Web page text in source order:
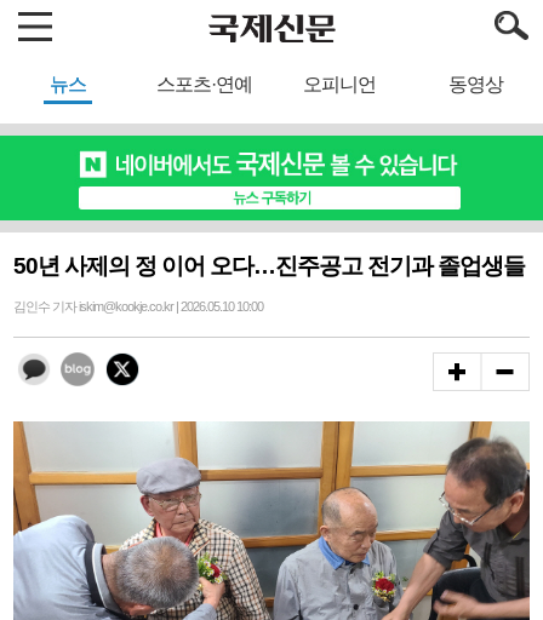
뉴스 스포츠·연예 오피니언 동영상
50년 사제의 정 이어 오다…진주공고 전기과 졸업생들
김인수 기자 iskim@kookje.co.kr | 2026.05.10 10:00